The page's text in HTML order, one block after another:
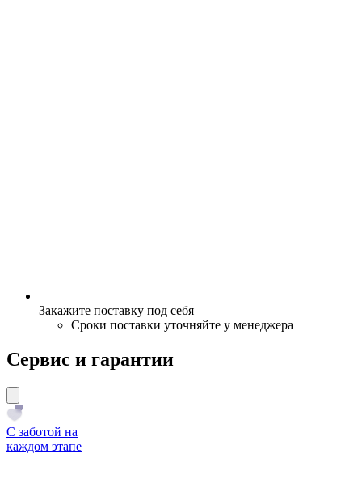
Закажите поставку под себя
Сроки поставки уточняйте у менеджера
Сервис и гарантии
С заботой на
каждом этапе